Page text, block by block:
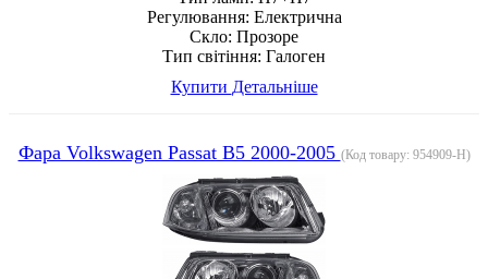
Регулювання: Електрична
Скло: Прозоре
Тип світіння: Галоген
Купити Детальніше
Фара Volkswagen Passat B5 2000-2005 (Код товару: 954909-H)